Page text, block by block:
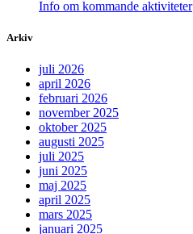
Info om kommande aktiviteter
Arkiv
juli 2026
april 2026
februari 2026
november 2025
oktober 2025
augusti 2025
juli 2025
juni 2025
maj 2025
april 2025
mars 2025
januari 2025